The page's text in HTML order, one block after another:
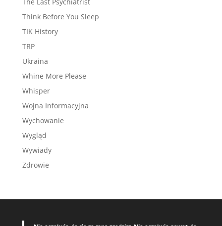
Think Before You Sleep
TIK History
TRP
Ukraina
Whine More Please
Whisper
Wojna Informacyjna
Wychowanie
Wygląd
Wywiady
Zdrowie